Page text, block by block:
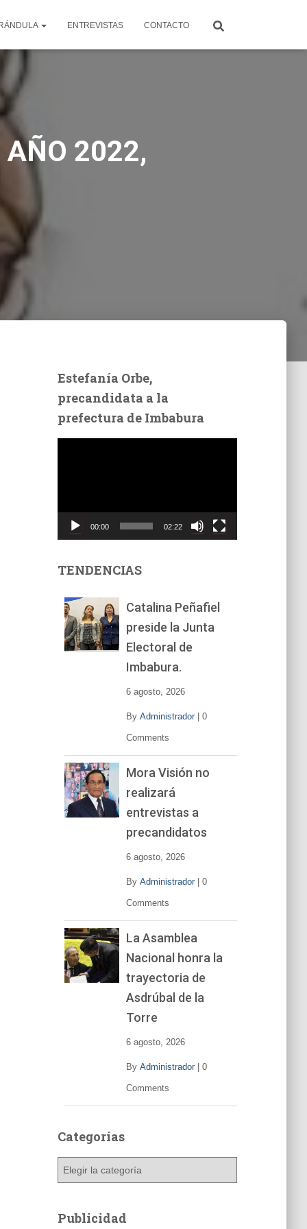
ENTREVISTAS CONTACTO
AÑO 2022,
Estefanía Orbe,
precandidata a la
prefectura de Imbabura
t
00:00 02:22
TENDENCIAS
Catalina Peñafiel
preside la Junta
Electoral de
Imbabura.
6 agosto, 2026
By Administrador| 0
Comments
Mora Visión no
realizará
entrevistas a
precandidatos
6 agosto, 2026
By Administrador| 0
Comments
La Asamblea
Nacional honra la
trayectoria de
Asdrúbal de la
Torre
6 agosto, 2026
By Administrador| 0
Comments
Categorías
g
Publicidad